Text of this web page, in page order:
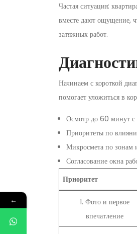
Частая ситуация:
вместе дают ощущение,
затяжных работ.
Начинаем с короткой
помогает уложиться в
Осмотр до 60 минут с
Приоритеты по
Микросмета по зонам
Согласование окна
Приоритет
1. Фото и первое
впечатление
←